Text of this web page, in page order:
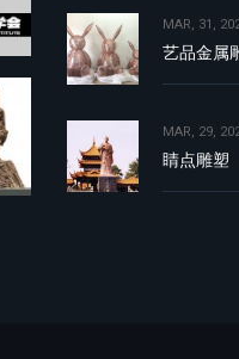
MAR, 31,
艺品金属
MAR, 29,
睛点雕塑